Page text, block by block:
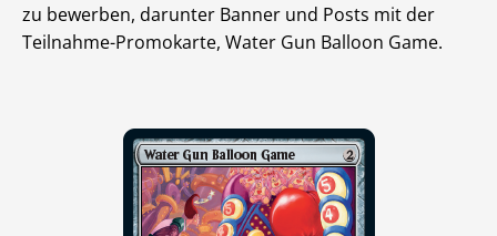
zu bewerben, darunter Banner und Posts mit der
Teilnahme-Promokarte, Water Gun Balloon Game.